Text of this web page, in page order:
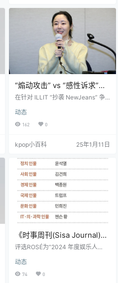
部了。” 以上，是出现在 NewJeans
与 ADOR 公司“确认专属合约有效诉
讼”第三次庭审中的精彩比喻。这是
NewJeans 的法律代理…
“煽动攻击” vs “感性诉求”：
Belift Lab 与闵熙珍 20 亿索
在针对 ILLIT “抄袭 NewJeans” 争
elift Lab 与前 ADOR 代表闵熙珍方
面在 20 亿韩元的损害赔偿诉讼中，
Lab 起诉闵熙珍的 20 亿韩元损害赔
urce Music 起诉闵熙珍的 5 亿韩元
损害赔偿诉讼的首…
动态
162 0
kpop小百科 25年1月11日
《时事周刊(Sisa Journal)》
评选闵熙珍为“2024年度文
评选ROSÉ为“2024 年度娱乐人
江 政治人物： 尹锡悦 社会人物：
金建希 经济人物： 白钟元 国际人
物： 特朗普 文化人物： 闵熙珍 IT·
动态
74 0